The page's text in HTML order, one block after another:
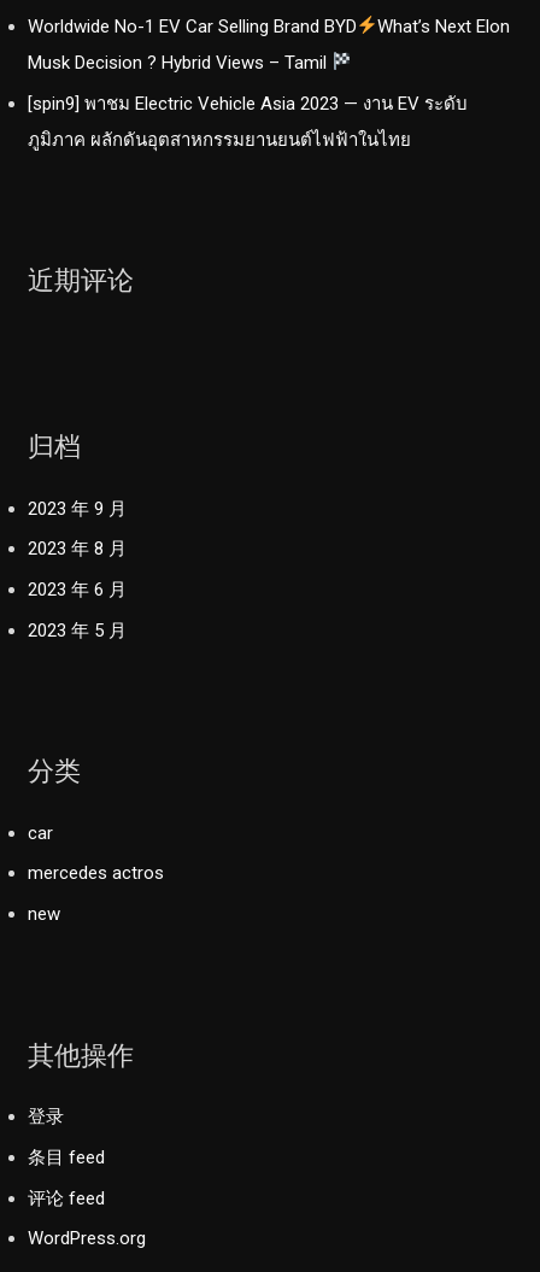
Worldwide No-1 EV Car Selling Brand BYD
What’s Next Elon
Musk Decision ? Hybrid Views – Tamil
[spin9] พาชม Electric Vehicle Asia 2023 — งาน EV ระดับ
ภูมิภาค ผลักดันอุตสาหกรรมยานยนต์ไฟฟ้าในไทย
近期评论
归档
2023 年 9 月
2023 年 8 月
2023 年 6 月
2023 年 5 月
分类
car
mercedes actros
new
其他操作
登录
条目 feed
评论 feed
WordPress.org